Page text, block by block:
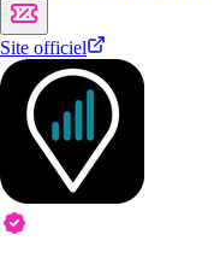
Site officiel